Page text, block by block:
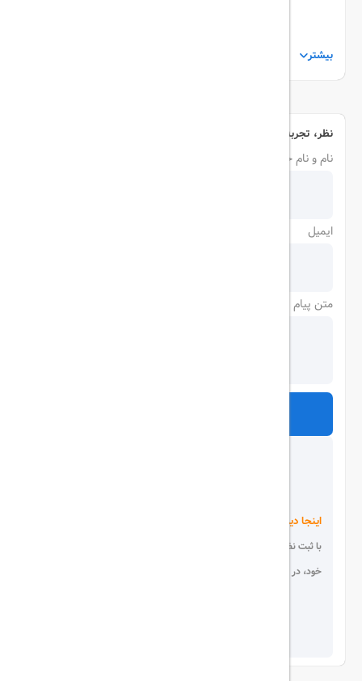
بیشتر
نظر، تجربه و سوال خود را با ما در میان بگذارید
نام و نام خانوادگی
ایمیل
متن پیام
اینجا دیده می شوید!
با ثبت نظر، انتقادات و پیشنهادات
خود، در انتخاب دیگران سهیم باشید